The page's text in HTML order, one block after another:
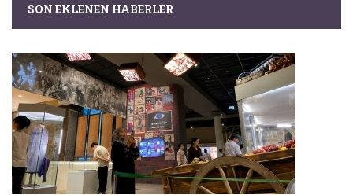
SON EKLENEN HABERLER